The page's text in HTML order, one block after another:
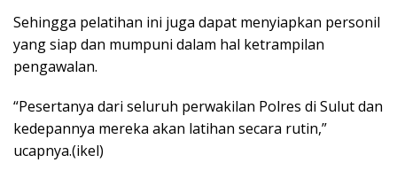
Sehingga pelatihan ini juga dapat menyiapkan personil
yang siap dan mumpuni dalam hal ketrampilan
pengawalan.
“Pesertanya dari seluruh perwakilan Polres di Sulut dan
kedepannya mereka akan latihan secara rutin,”
ucapnya.(ikel)